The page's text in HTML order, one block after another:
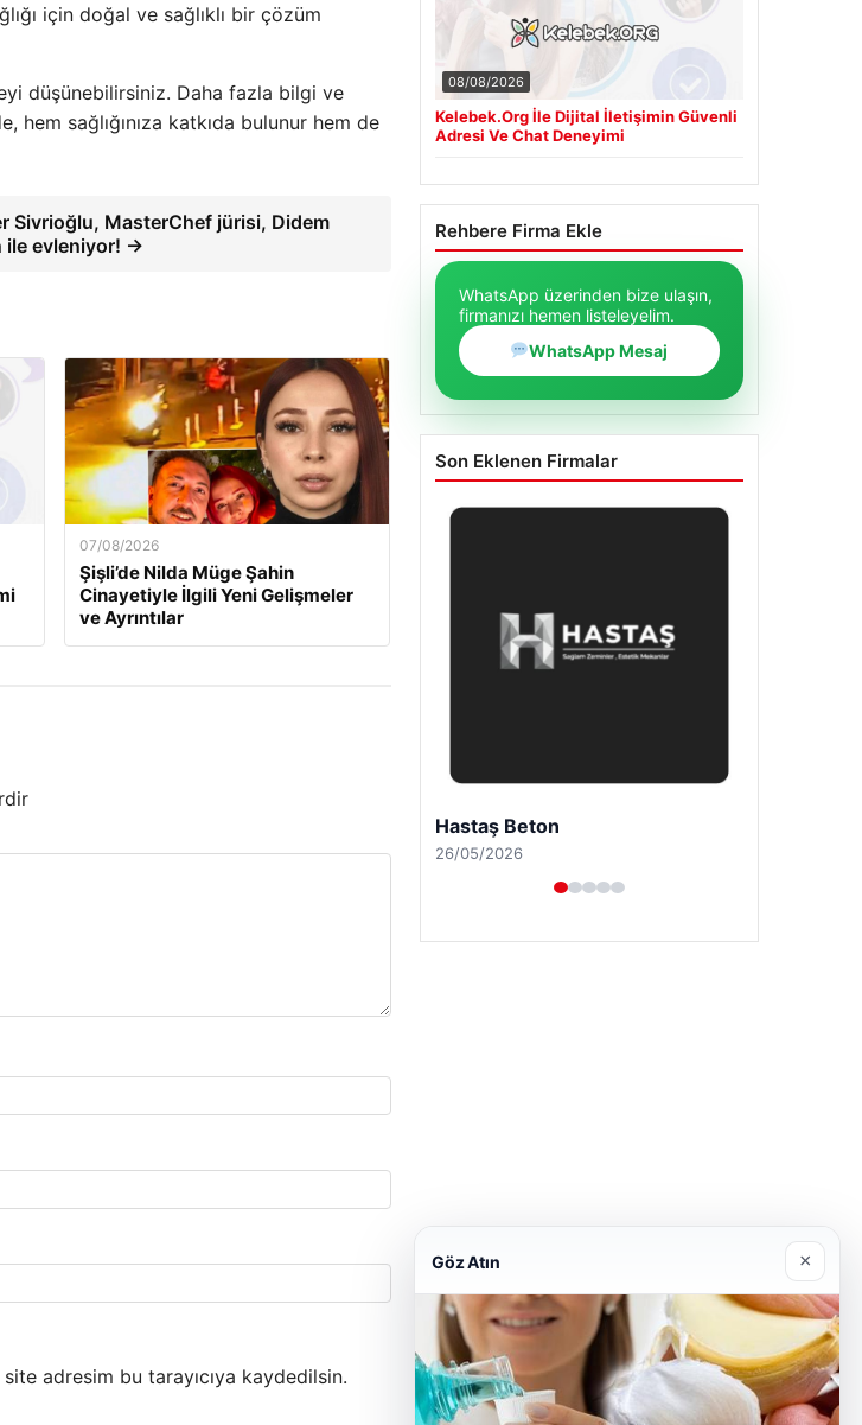
için doğal ve sağlıklı bir çözüm
düşünebilirsiniz. Daha fazla bilgi ve
sağlığınıza katkıda bulunur hem de
Sivrioğlu, MasterChef jürisi, Didem
ile evleniyor! →
07/08/2026
Şişli’de Nilda Müge Şahin
Cinayetiyle İlgili Yeni Gelişmeler
ve Ayrıntılar
adresim bu tarayıcıya kaydedilsin.
08/08/2026
Kelebek.Org İle Dijital İletişimin Güvenli
Adresi Ve Chat Deneyimi
Rehbere Firma Ekle
WhatsApp üzerinden bize ulaşın,
firmanızı hemen listeleyelim.
WhatsApp Mesaj
Son Eklenen Firmalar
Enes Kaplan Avukatlık Bürosu
28/04/2026
Göz Atın ×